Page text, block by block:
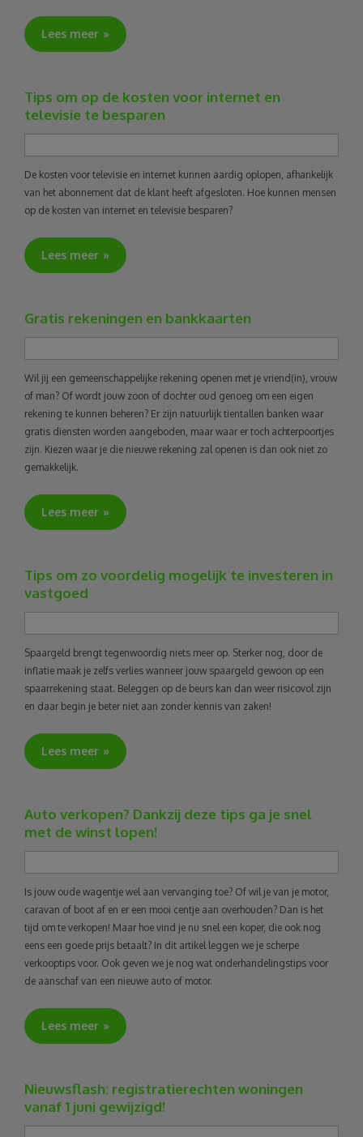
Lees meer
Tips om op de kosten voor internet en
televisie te besparen
De kosten voor televisie en internet kunnen aardig oplopen, afhankelijk
van het abonnement dat de klant heeft afgesloten. Hoe kunnen mensen
op de kosten van internet en televisie besparen?
Lees meer
Gratis rekeningen en bankkaarten
Wil jij een gemeenschappelijke rekening openen met je vriend(in), vrouw
of man? Of wordt jouw zoon of dochter oud genoeg om een eigen
rekening te kunnen beheren? Er zijn natuurlijk tientallen banken waar
gratis diensten worden aangeboden, maar waar er toch achterpoortjes
zijn. Kiezen waar je die nieuwe rekening zal openen is dan ook niet zo
gemakkelijk.
Lees meer
Tips om zo voordelig mogelijk te investeren in
vastgoed
Spaargeld brengt tegenwoordig niets meer op. Sterker nog, door de
inflatie maak je zelfs verlies wanneer jouw spaargeld gewoon op een
spaarrekening staat. Beleggen op de beurs kan dan weer risicovol zijn
en daar begin je beter niet aan zonder kennis van zaken!
Lees meer
Auto verkopen? Dankzij deze tips ga je snel
met de winst lopen!
Is jouw oude wagentje wel aan vervanging toe? Of wil je van je motor,
caravan of boot af en er een mooi centje aan overhouden? Dan is het
tijd om te verkopen! Maar hoe vind je nu snel een koper, die ook nog
eens een goede prijs betaalt? In dit artikel leggen we je scherpe
verkooptips voor. Ook geven we je nog wat onderhandelingstips voor
de aanschaf van een nieuwe auto of motor.
Lees meer
Nieuwsflash: registratierechten woningen
vanaf 1 juni gewijzigd!